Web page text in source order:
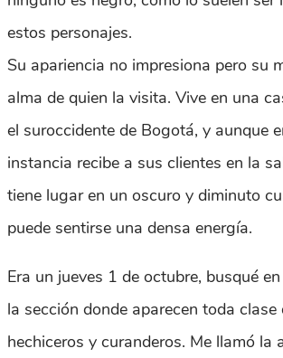
estos personajes.
Su apariencia no impresiona pero su
alma de quien la visita. Vive en una
el suroccidente de Bogotá, y aunque
instancia recibe a sus clientes en la
tiene lugar en un oscuro y diminuto
puede sentirse una densa energía.
Era un jueves 1 de octubre, busqué
la sección donde aparecen toda clase
hechiceros y curanderos. Me llamó la